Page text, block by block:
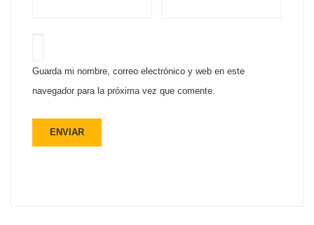
Guarda mi nombre, correo electrónico y web en este
navegador para la próxima vez que comente.